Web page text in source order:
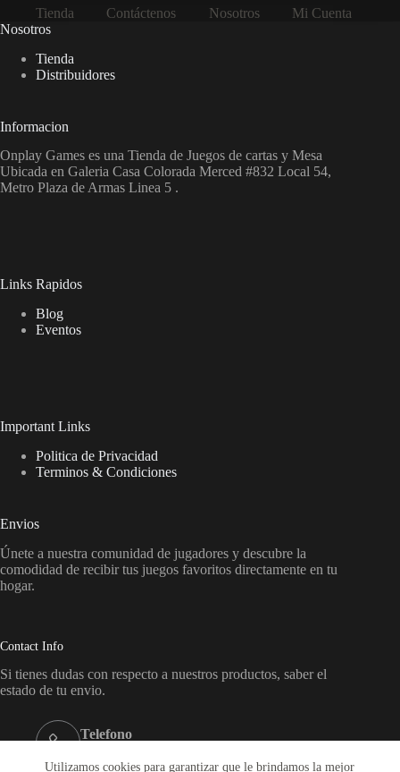
Utilizamos cookies para garantizar que le brindamos la mejor
Tienda Contáctenos Nosotros
Mi Cuenta
Nosotros
Tienda
Distribuidores
Informacion
Onplay Games es una Tienda de Juegos de cartas y Mesa
Ubicada en Galeria Casa Colorada Merced #832 Local 54,
Metro Plaza de Armas Linea 5 .
Links Rapidos
Blog
Eventos
Important Links
Politica de Privacidad
Terminos & Condiciones
Envios
Únete a nuestra comunidad de jugadores y descubre la
comodidad de recibir tus juegos favoritos directamente en tu
hogar.
Contact Info
Si tienes dudas con respecto a nuestros productos, saber el
estado de tu envio.
Telefono